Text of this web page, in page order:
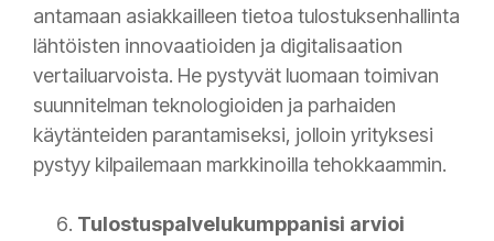
antamaan asiakkailleen tietoa tulostuksenhallinta
lähtöisten innovaatioiden ja digitalisaation
vertailuarvoista. He pystyvät luomaan toimivan
suunnitelman teknologioiden ja parhaiden
käytänteiden parantamiseksi, jolloin yrityksesi
pystyy kilpailemaan markkinoilla tehokkaammin.
Tulostuspalvelukumppanisi arvioi